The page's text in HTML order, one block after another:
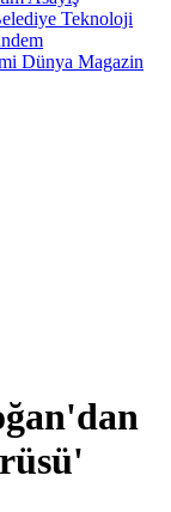
Teknoloji
Dünya Magazin